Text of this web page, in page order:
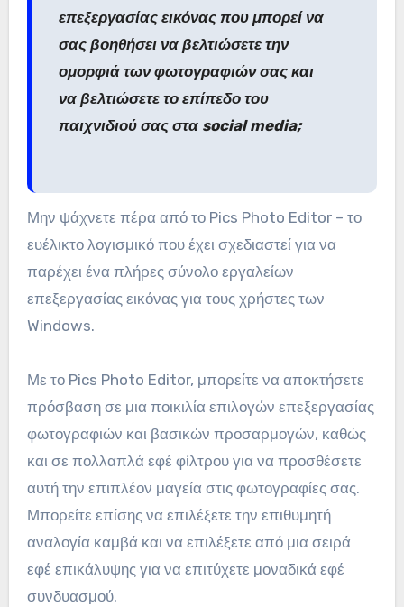
επεξεργασίας εικόνας που μπορεί να
σας βοηθήσει να βελτιώσετε την
ομορφιά των φωτογραφιών σας και
να βελτιώσετε το επίπεδο του
παιχνιδιού σας στα social media;
Μην ψάχνετε πέρα από το Pics Photo Editor – το
ευέλικτο λογισμικό που έχει σχεδιαστεί για να
παρέχει ένα πλήρες σύνολο εργαλείων
επεξεργασίας εικόνας για τους χρήστες των
Windows.
Με το Pics Photo Editor, μπορείτε να αποκτήσετε
πρόσβαση σε μια ποικιλία επιλογών επεξεργασίας
φωτογραφιών και βασικών προσαρμογών, καθώς
και σε πολλαπλά εφέ φίλτρου για να προσθέσετε
αυτή την επιπλέον μαγεία στις φωτογραφίες σας.
Μπορείτε επίσης να επιλέξετε την επιθυμητή
αναλογία καμβά και να επιλέξετε από μια σειρά
εφέ επικάλυψης για να επιτύχετε μοναδικά εφέ
συνδυασμού.